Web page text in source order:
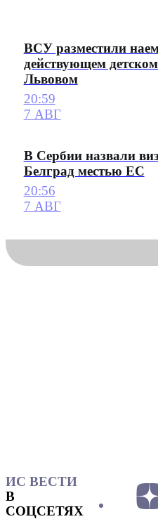
ВСУ разместили
действующем
Львовом
20:59
7 АВГ
В Сербии назвали
Белград местью ЕС
20:56
7 АВГ
ИС ВЕСТИ
В
СОЦСЕТЯХ